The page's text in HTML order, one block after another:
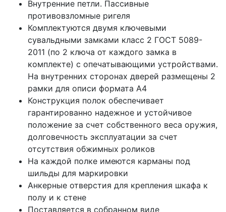
Внутренние петли. Пассивные
противовзломные ригеля
Комплектуются двумя ключевыми
сувальдными замками класс 2 ГОСТ 5089-
2011 (по 2 ключа от каждого замка в
комплекте) с опечатывающими устройствами.
На внутренних сторонах дверей размещены 2
рамки для описи формата А4
Конструкция полок обеспечивает
гарантированно надежное и устойчивое
положение за счет собственного веса оружия,
долговечность эксплуатации за счет
отсутствия обжимных роликов
На каждой полке имеются карманы под
шильды для маркировки
Анкерные отверстия для крепления шкафа к
полу и к стене
Поставляется в собранном виде